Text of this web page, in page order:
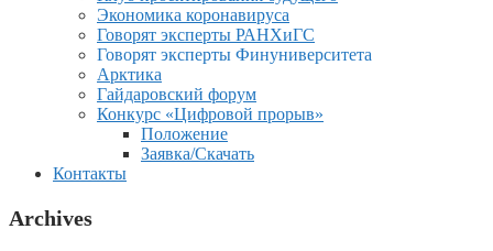
Экономика коронавируса
Говорят эксперты РАНХиГС
Говорят эксперты Финуниверситета
Арктика
Гайдаровский форум
Конкурс «Цифровой прорыв»
Положение
Заявка/Скачать
Контакты
Archives